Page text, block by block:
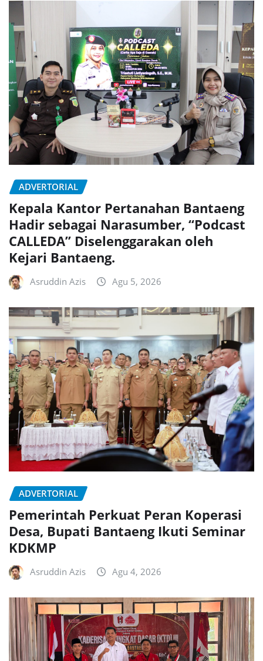
ADVERTORIAL
Kepala Kantor Pertanahan Bantaeng
Hadir sebagai Narasumber, “Podcast
CALLEDA” Diselenggarakan oleh
Kejari Bantaeng.
Asruddin Azis Agu 5, 2026
ADVERTORIAL
Pemerintah Perkuat Peran Koperasi
Desa, Bupati Bantaeng Ikuti Seminar
KDKMP
Asruddin Azis Agu 4, 2026